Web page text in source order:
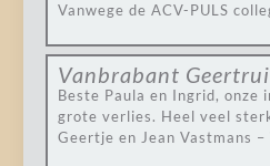
Vanwege de ACV-PULS
Vanbrabant Geertrui
Beste Paula en Ingrid, onze
grote verlies. Heel veel
Geertje en Jean Vastmans –